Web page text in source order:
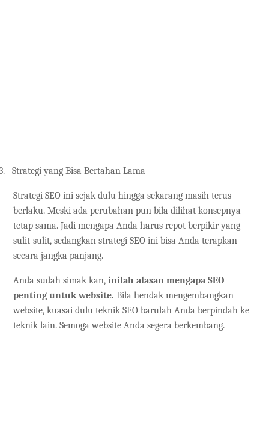
Strategi yang Bisa Bertahan Lama
Strategi SEO ini sejak dulu hingga sekarang masih terus
berlaku. Meski ada perubahan pun bila dilihat konsepnya
tetap sama. Jadi mengapa Anda harus repot berpikir yang
sulit-sulit, sedangkan strategi SEO ini bisa Anda terapkan
secara jangka panjang.
Anda sudah simak kan, inilah alasan mengapa SEO
penting untuk website. Bila hendak mengembangkan
website, kuasai dulu teknik SEO barulah Anda berpindah ke
teknik lain. Semoga website Anda segera berkembang.